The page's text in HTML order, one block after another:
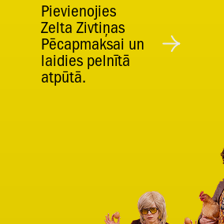
Pievienojies
Zelta Zivtiņas
Pēcapmaksai un
laidies pelnītā
atpūtā.